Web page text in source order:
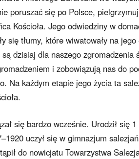
poruszać się po Polsce,
Kościoła. Jego odwiedziny w
się tłumy, które wiwatowały na
dzisiaj dla naszego zgromadzenia
i zobowiązują nas do
Na każdym etapie jego życia ta
się bardzo wcześnie. Urodził się
uczył się w gimnazjum
do nowicjatu Towarzystwa